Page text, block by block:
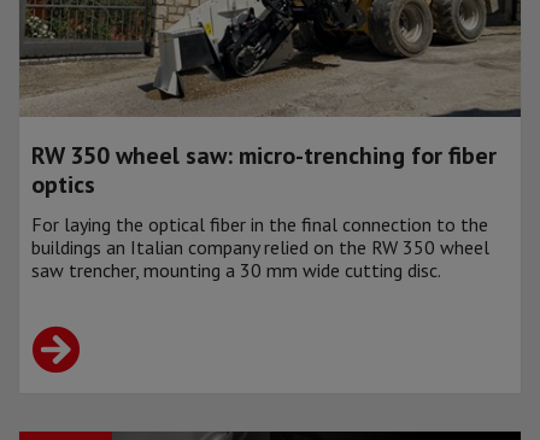
RW 350 wheel saw: micro-trenching for fiber
optics
For laying the optical fiber in the final connection to the
buildings an Italian company relied on the RW 350 wheel
saw trencher, mounting a 30 mm wide cutting disc.